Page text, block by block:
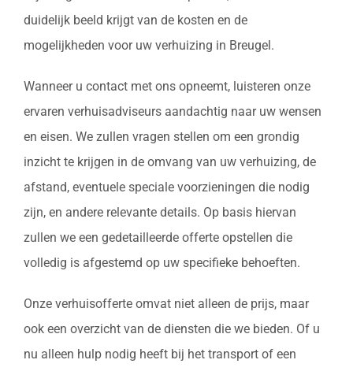
duidelijk beeld krijgt van de kosten en de
mogelijkheden voor uw verhuizing in Breugel.
Wanneer u contact met ons opneemt, luisteren onze
ervaren verhuisadviseurs aandachtig naar uw wensen
en eisen. We zullen vragen stellen om een grondig
inzicht te krijgen in de omvang van uw verhuizing, de
afstand, eventuele speciale voorzieningen die nodig
zijn, en andere relevante details. Op basis hiervan
zullen we een gedetailleerde offerte opstellen die
volledig is afgestemd op uw specifieke behoeften.
Onze verhuisofferte omvat niet alleen de prijs, maar
ook een overzicht van de diensten die we bieden. Of u
nu alleen hulp nodig heeft bij het transport of een